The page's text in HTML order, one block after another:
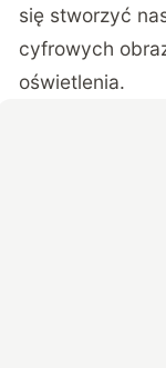
się stworzyć
cyfrowych
oświetlenia.